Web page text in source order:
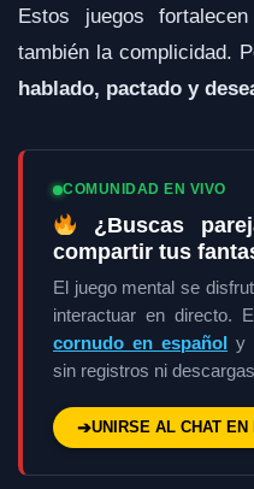
Estos juegos
también la complicidad.
hablado, pactado y
COMUNIDAD EN VIVO
¿Buscas
compartir tus
El juego mental se
interactuar en directo.
cornudo en español
y
sin registros ni
➔UNIRSE AL CHAT EN